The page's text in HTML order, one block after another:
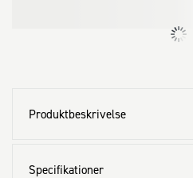
Produktbeskrivelse
Specifikationer